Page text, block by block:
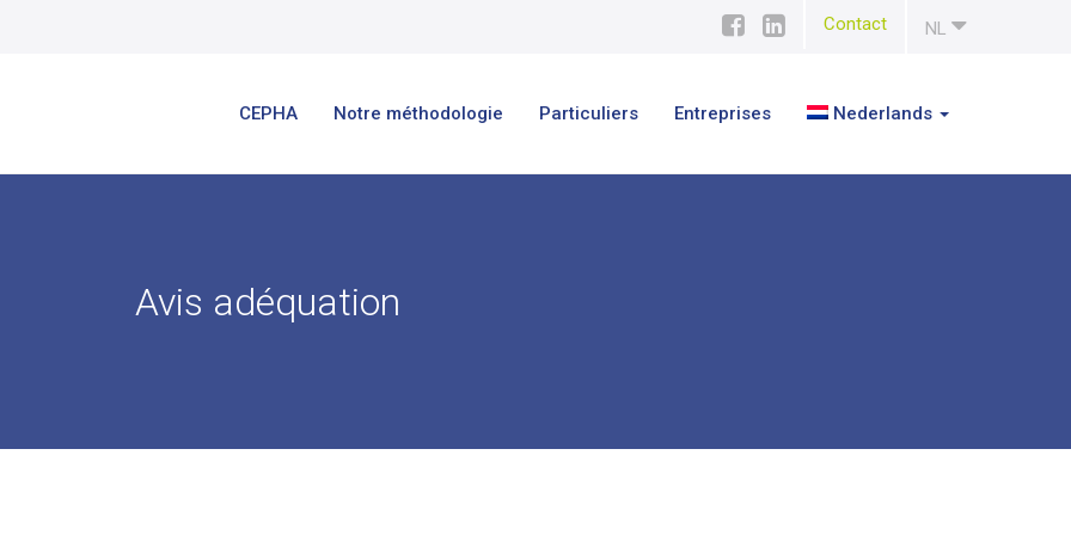
NL
Contact
CEPHA Notre méthodologie Particuliers Entreprises Nederlands
Avis adéquation